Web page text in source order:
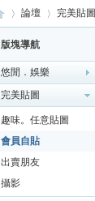
»
論壇
›
完美貼圖
版塊導航
悠閒．娛樂
完美貼圖
趣味。任意貼圖
會員自貼
出賣朋友
攝影